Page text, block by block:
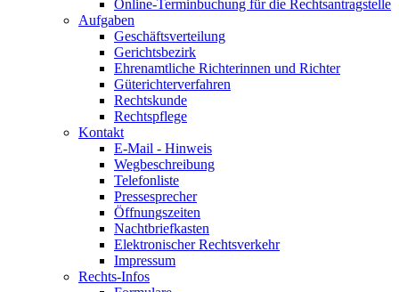
Online-Terminbuchung für die Rechtsantragstelle
Aufgaben
Geschäftsverteilung
Gerichtsbezirk
Ehrenamtliche Richterinnen und Richter
Güterichterverfahren
Rechtskunde
Rechtspflege
Kontakt
E-Mail - Hinweis
Wegbeschreibung
Telefonliste
Pressesprecher
Öffnungszeiten
Nachtbriefkasten
Elektronischer Rechtsverkehr
Impressum
Rechts-Infos